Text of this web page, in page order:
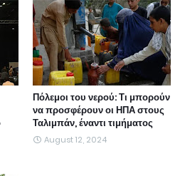
Πόλεμοι του νερού: Τι μπορούν
να προσφέρουν οι ΗΠΑ στους
Ταλιμπάν, έναντι τιμήματος
August 12, 2024